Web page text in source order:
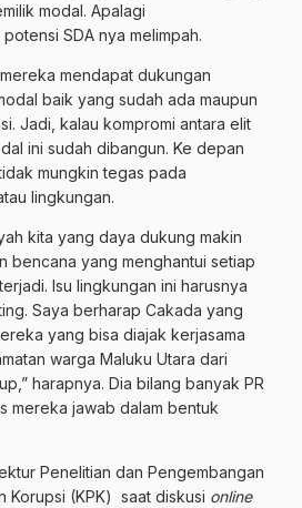
modal. Apalagi
SDA nya melimpah.
mendapat dukungan
baik yang sudah ada maupun
Jadi, kalau kompromi antara elit
ini sudah dibangun. Ke depan
mungkin tegas pada
lingkungan.
kita yang daya dukung makin
bencana yang menghantui setiap
Isu lingkungan ini harusnya
Saya berharap Cakada yang
yang bisa diajak kerjasama
warga Maluku Utara dari
harapnya. Dia bilang banyak PR
mereka jawab dalam bentuk
Penelitian dan Pengembangan
Korupsi (KPK) saat diskusi online